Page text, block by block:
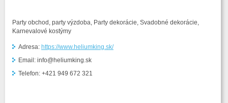
Party obchod, party výzdoba, Party dekorácie, Svadobné dekorácie,
Karnevalové kostýmy
Adresa: https://www.heliumking.sk/
Email: info@heliumking.sk
Telefon: +421 949 672 321